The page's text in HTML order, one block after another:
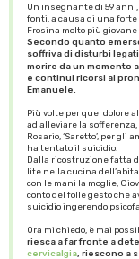
Un insegnante di 59
fonti, a causa di una
Frosina molto più giovane
Secondo quanto
soffriva di disturbi legati
morire da un momento
e continui ricorsi al
Emanuele.
Più volte per quel dolore
ad alleviare la
Rosario, ‘Saretto’, per gli
ha tentato il suicidio.
Dalla ricostruzione fatta
lite nella cucina
con le mani la moglie,
conto del folle gesto che
suicidio ingerendo
Ora mi chiedo, è mai
riesca a far fronte a
cervicalgia , riescono a